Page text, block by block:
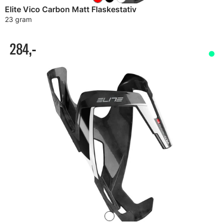
Elite Vico Carbon Matt Flaskestativ
23 gram
284,-